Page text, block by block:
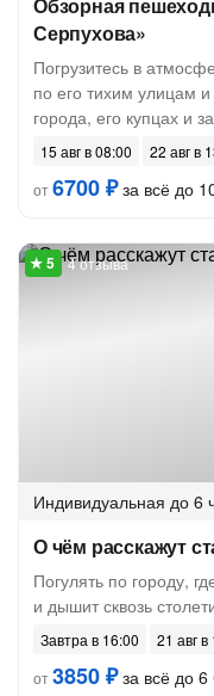
Серпухова»
Погрузитесь в
по его тихим улицам
города, его купцах и
15 авг в 08:00
22 авг в
от6700 ₽за всё до
4 отзыва
Индивидуальная до 6
О чём расскажут
Погулять по городу,
и дышит сквозь
Завтра в 16:00
21 авг в
от3850 ₽за всё до 6